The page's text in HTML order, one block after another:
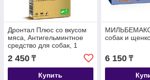
Дронтал Плюс со вкусом
мяса, Антигельминтное
средство для собак, 1
2 450 ₸
Купить
МИЛЬБЕМАКС
собак и
6 150₸